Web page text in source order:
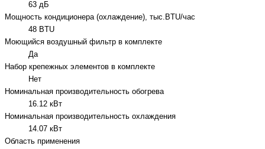
63 дБ
Мощность кондиционера (охлаждение), тыс.BTU/час
48 BTU
Моющийся воздушный фильтр в комплекте
Да
Набор крепежных элементов в комплекте
Нет
Номинальная производительность обогрева
16.12 кВт
Номинальная производительность охлаждения
14.07 кВт
Область применения